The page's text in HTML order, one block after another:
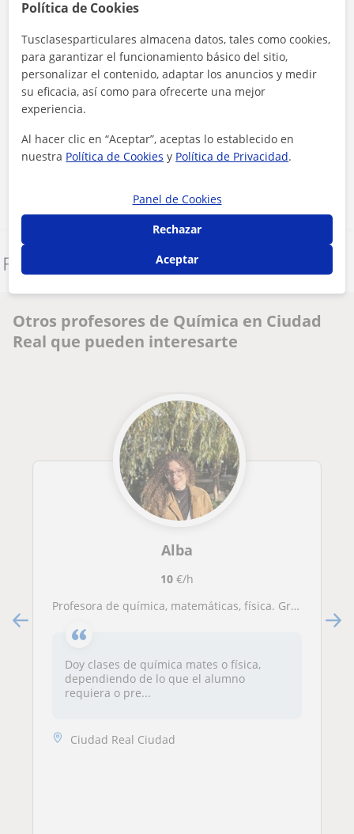
Contactar ahora
Otros profesores de Química en Ciudad
Real que pueden interesarte
Alba
10€/h
Profesora de química, matemáticas, física. Grado en Ciencia y Tecnología de los Alimentos
Doy clases de química mates o física,
dependiendo de lo que el alumno
requiera o pre...
Ciudad Real Ciudad
Política de Cookies
Tusclasesparticulares almacena datos, tales como cookies,
para garantizar el funcionamiento básico del sitio,
personalizar el contenido, adaptar los anuncios y medir
su eficacia, así como para ofrecerte una mejor
experiencia.
Al hacer clic en “Aceptar”, aceptas lo establecido en
nuestra Política de Cookies y Política de Privacidad.
Panel de Cookies
Rechazar
Aceptar